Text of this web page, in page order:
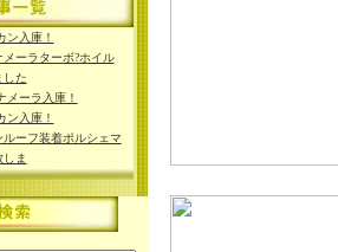
ン入庫！
メーラターボ?ホイル
した
メーラ入庫！
ン入庫！
ルーフ装着ポルシェマ
しま